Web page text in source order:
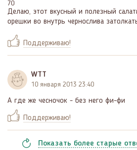
Делаю, этот вкусный и полезный
орешки во внутрь чернослива
Поддерживаю!
WTT
10 января 2013 23:40
А где же чесночок - без него фи-фи
Поддерживаю!
Показать более старые